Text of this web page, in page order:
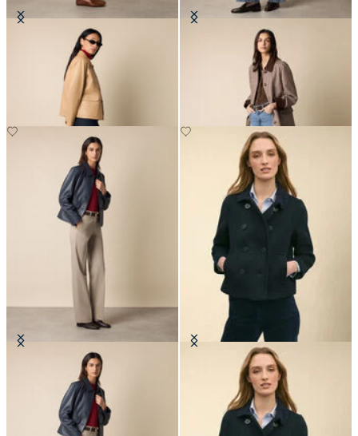
Giacca Camicia in Pelle
Cappotto in Twill di Cotone a
Giacca Camicia in Pelle Peacoat Doppiopetto Corto